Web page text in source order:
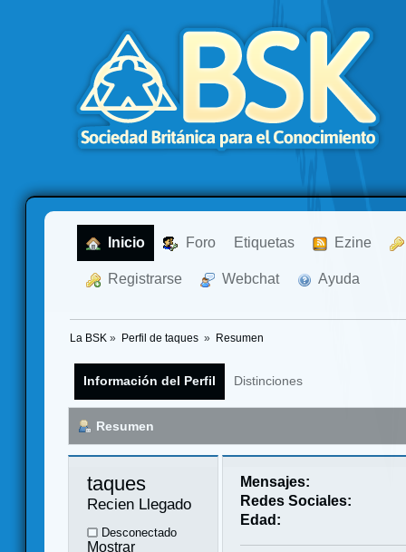
Inicio Foro Etiquetas Ezine
Registrarse Webchat Ayuda
La BSK » Perfil de taques » Resumen
Información del Perfil Distinciones
Resumen
taques
Recien Llegado
Desconectado
Mostrar
Mensajes:
Redes Sociales:
Edad: